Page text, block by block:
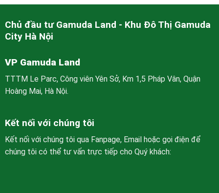
Chủ đầu tư Gamuda Land - Khu Đô Thị Gamuda
City Hà Nội
VP Gamuda Land
TTTM Le Parc, Công viên Yên Sở, Km 1,5 Pháp Vân, Quận
Hoàng Mai, Hà Nội.
Kết nối với chúng tôi
Kết nối với chúng tôi qua Fanpage, Email hoặc gọi điện để
chúng tôi có thể tư vấn trực tiếp cho Quý khách: